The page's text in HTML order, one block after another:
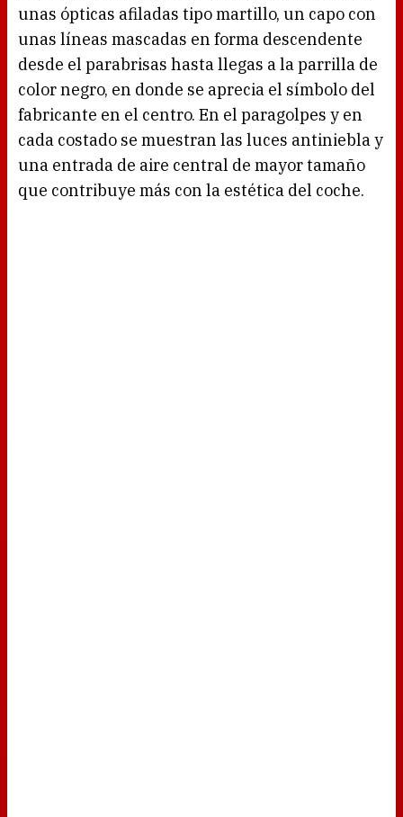
unas ópticas afiladas tipo martillo, un capo con
unas líneas mascadas en forma descendente
desde el parabrisas hasta llegas a la parrilla de
color negro, en donde se aprecia el símbolo del
fabricante en el centro. En el paragolpes y en
cada costado se muestran las luces antiniebla y
una entrada de aire central de mayor tamaño
que contribuye más con la estética del coche.